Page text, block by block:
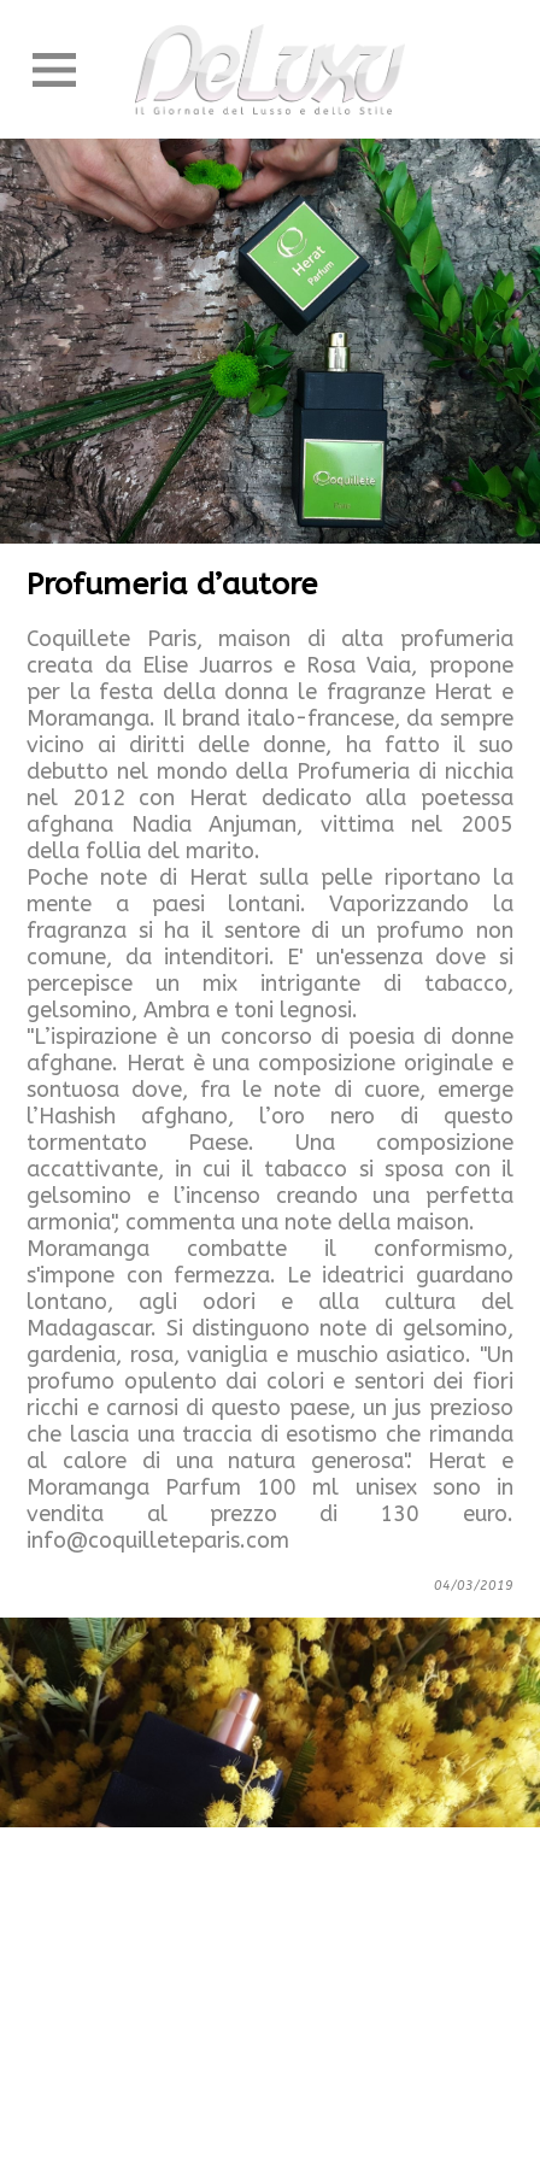
Profumeria d’autore
Coquillete Paris, maison di alta profumeria
creata da Elise Juarros e Rosa Vaia, propone
per la festa della donna le fragranze Herat e
Moramanga. Il brand italo-francese, da sempre
vicino ai diritti delle donne, ha fatto il suo
debutto nel mondo della Profumeria di nicchia
nel 2012 con Herat dedicato alla poetessa
afghana Nadia Anjuman, vittima nel 2005
della follia del marito.
Poche note di Herat sulla pelle riportano la
mente a paesi lontani. Vaporizzando la
fragranza si ha il sentore di un profumo non
comune, da intenditori. E' un'essenza dove si
percepisce un mix intrigante di tabacco,
gelsomino, Ambra e toni legnosi.
"L’ispirazione è un concorso di poesia di donne
afghane. Herat è una composizione originale e
sontuosa dove, fra le note di cuore, emerge
l’Hashish afghano, l’oro nero di questo
tormentato Paese. Una composizione
accattivante, in cui il tabacco si sposa con il
gelsomino e l’incenso creando una perfetta
armonia", commenta una note della maison.
Moramanga combatte il conformismo,
s'impone con fermezza. Le ideatrici guardano
lontano, agli odori e alla cultura del
Madagascar. Si distinguono note di gelsomino,
gardenia, rosa, vaniglia e muschio asiatico. "Un
profumo opulento dai colori e sentori dei fiori
ricchi e carnosi di questo paese, un jus prezioso
che lascia una traccia di esotismo che rimanda
al calore di una natura generosa". Herat e
Moramanga Parfum 100 ml unisex sono in
vendita al prezzo di 130 euro.
info@coquilleteparis.com
04/03/2019